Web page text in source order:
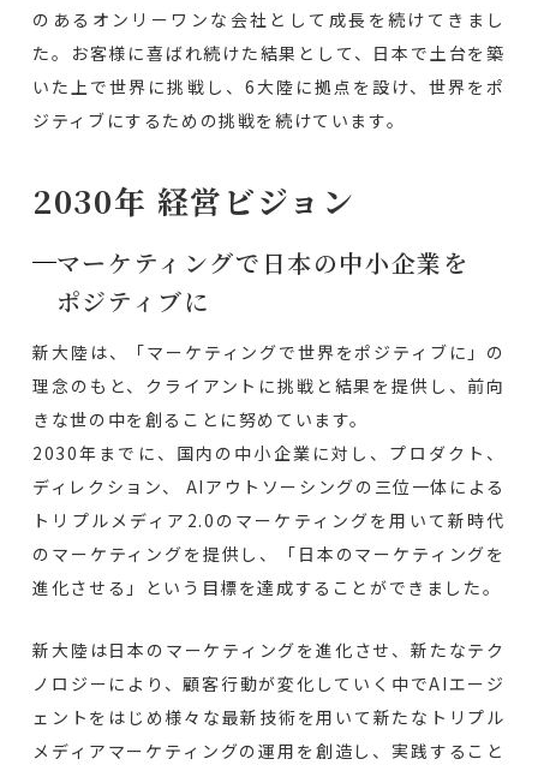
のあるオンリーワンな会社として成長を続けてきまし
た。お客様に喜ばれ続けた結果として、日本で土台を築
いた上で世界に挑戦し、6大陸に拠点を設け、世界をポ
ジティブにするための挑戦を続けています。
2030年 経営ビジョン
マーケティングで日本の中小企業を
ポジティブに
新大陸は、「マーケティングで世界をポジティブに」の
理念のもと、クライアントに挑戦と結果を提供し、前向
きな世の中を創ることに努めています。
2030年までに、国内の中小企業に対し、プロダクト、
ディレクション、 AIアウトソーシングの三位一体による
トリプルメディア2.0のマーケティングを用いて新時代
のマーケティングを提供し、「日本のマーケティングを
進化させる」という目標を達成することができました。
新大陸は日本のマーケティングを進化させ、新たなテク
ノロジーにより、顧客行動が変化していく中でAIエージ
ェントをはじめ様々な最新技術を用いて新たなトリプル
メディアマーケティングの運用を創造し、実践すること